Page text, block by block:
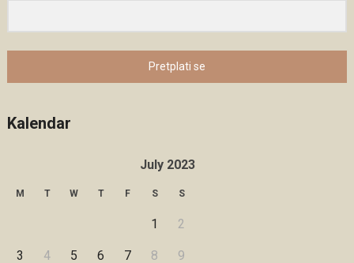
Pretplati se
Kalendar
July 2023
M T W T F S S
1 2
3 4 5 6 7 8 9